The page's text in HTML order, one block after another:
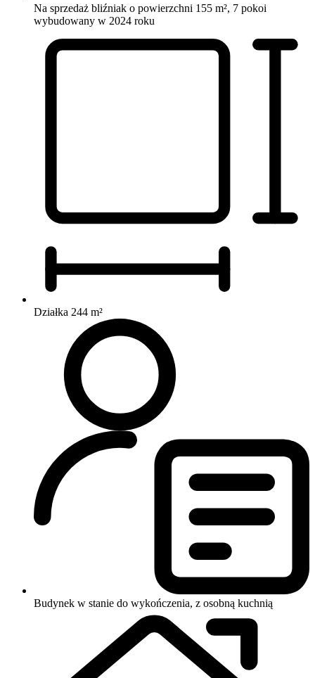
Na sprzedaż bliźniak o powierzchni 155 m², 7 pokoi
wybudowany w 2024 roku
Działka 244 m²
Budynek w stanie do wykończenia, z osobną kuchnią